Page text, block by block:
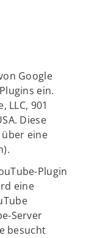
Google
ein.
LLC, 901
Diese
eine
Plugin
eine
Server
besucht